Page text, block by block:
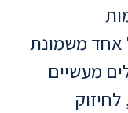
אחד משמונת
מעשיים